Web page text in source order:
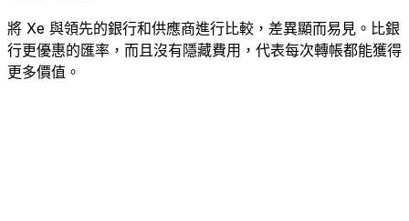
將 Xe 與領先的銀行和供應商進行比較，差異顯而易見。比銀
行更優惠的匯率，而且沒有隱藏費用，代表每次轉帳都能獲得
更多價值。